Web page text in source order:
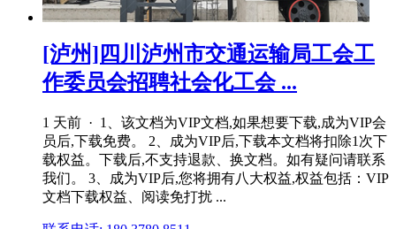
[泸州]四川泸州市交通运输局工会工
作委员会招聘社会化工会 ...
1 天前 · 1、该文档为VIP文档,如果想要下载,成为VIP会
员后,下载免费。 2、成为VIP后,下载本文档将扣除1次下
载权益。下载后,不支持退款、换文档。如有疑问请联系
我们。 3、成为VIP后,您将拥有八大权益,权益包括：VIP
文档下载权益、阅读免打扰 ...